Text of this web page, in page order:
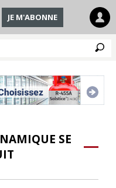
JE M'ABONNE
SE